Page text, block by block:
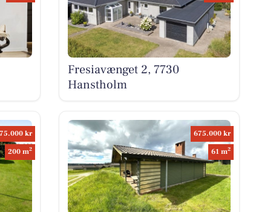
Fresiavænget 2, 7730
Hanstholm
kr
200 m2
675.000 kr
61 m2